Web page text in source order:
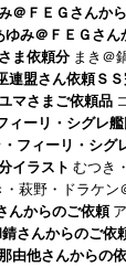
＠ＦＥＧさんか
ゆみ＠ＦＥＧさ
ま依頼分 まき＠
連盟さん依頼Ｓ
マさまご依頼品
ィーリ・シグレ
フィーリ・シグ
イラスト むつき
・萩野・ドラケン
んからのご依頼
さんからのご依
他さんからの依